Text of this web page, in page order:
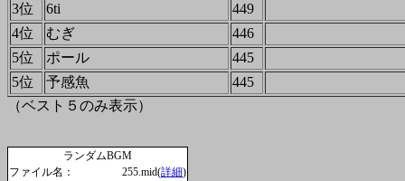
3位
6ti
449
4位
むぎ
446
5位
ポール
445
5位
予感魚
445
（ベスト５のみ表示）
ランダムBGM
ファイル名：
255.mid(詳細)